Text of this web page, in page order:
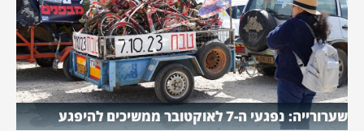
שערורייה: נפגעי ה-7 לאוקטובר ממשיכים להיפגע